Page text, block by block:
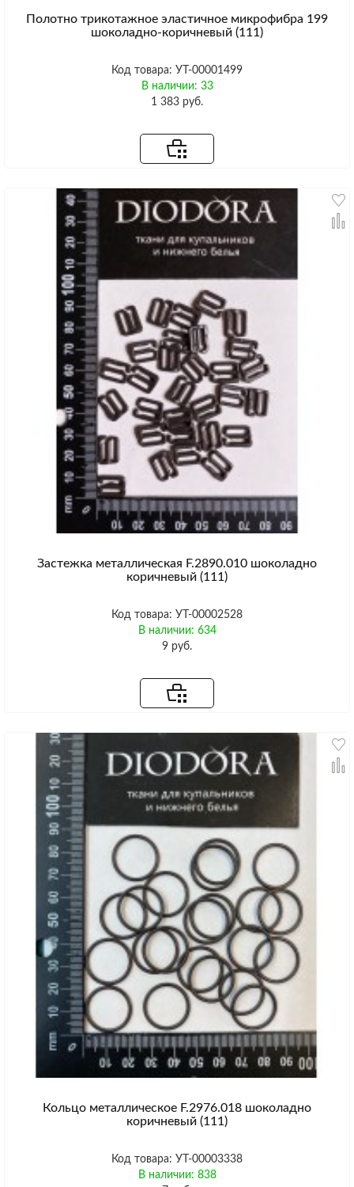
Полотно трикотажное эластичное микрофибра 199
шоколадно-коричневый (111)
Код товара: УТ-00001499
В наличии: 33
1 383 руб.
Застежка металлическая F.2890.010 шоколадно
коричневый (111)
Код товара: УТ-00002528
В наличии: 634
9 руб.
Кольцо металлическое F.2976.018 шоколадно
коричневый (111)
Код товара: УТ-00003338
В наличии: 838